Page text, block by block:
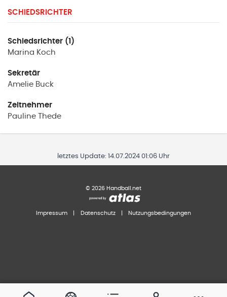
SCHIEDSRICHTER
Schiedsrichter (1)
Marina Koch
Sekretär
Amelie Buck
Zeitnehmer
Pauline Thede
letztes Update: 14.07.2024 01:06 Uhr
© 2026 Handball.net
Impressum Datenschutz Nutzungsbedingungen